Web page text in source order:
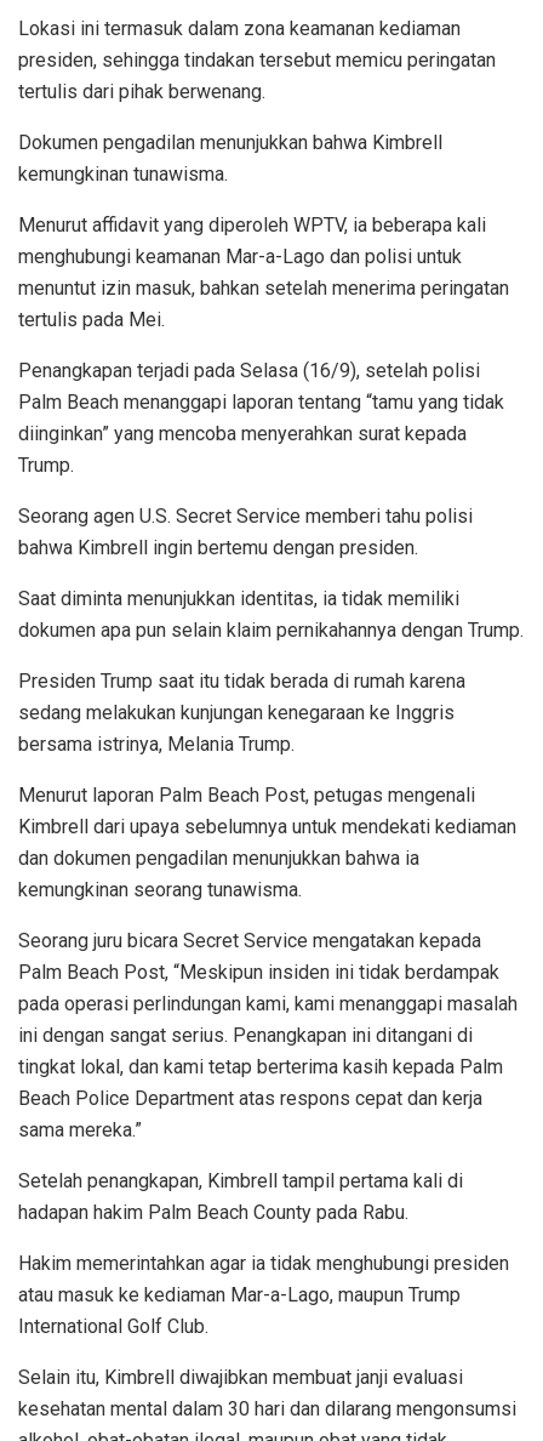
Lokasi ini termasuk dalam zona keamanan kediaman
presiden, sehingga tindakan tersebut memicu peringatan
tertulis dari pihak berwenang.
Dokumen pengadilan menunjukkan bahwa Kimbrell
kemungkinan tunawisma.
Menurut affidavit yang diperoleh WPTV, ia beberapa kali
menghubungi keamanan Mar-a-Lago dan polisi untuk
menuntut izin masuk, bahkan setelah menerima peringatan
tertulis pada Mei.
Penangkapan terjadi pada Selasa (16/9), setelah polisi
Palm Beach menanggapi laporan tentang “tamu yang tidak
diinginkan” yang mencoba menyerahkan surat kepada
Trump.
Seorang agen U.S. Secret Service memberi tahu polisi
bahwa Kimbrell ingin bertemu dengan presiden.
Saat diminta menunjukkan identitas, ia tidak memiliki
dokumen apa pun selain klaim pernikahannya dengan Trump.
Presiden Trump saat itu tidak berada di rumah karena
sedang melakukan kunjungan kenegaraan ke Inggris
bersama istrinya, Melania Trump.
Menurut laporan Palm Beach Post, petugas mengenali
Kimbrell dari upaya sebelumnya untuk mendekati kediaman
dan dokumen pengadilan menunjukkan bahwa ia
kemungkinan seorang tunawisma.
Seorang juru bicara Secret Service mengatakan kepada
Palm Beach Post, “Meskipun insiden ini tidak berdampak
pada operasi perlindungan kami, kami menanggapi masalah
ini dengan sangat serius. Penangkapan ini ditangani di
tingkat lokal, dan kami tetap berterima kasih kepada Palm
Beach Police Department atas respons cepat dan kerja
sama mereka.”
Setelah penangkapan, Kimbrell tampil pertama kali di
hadapan hakim Palm Beach County pada Rabu.
Hakim memerintahkan agar ia tidak menghubungi presiden
atau masuk ke kediaman Mar-a-Lago, maupun Trump
International Golf Club.
Selain itu, Kimbrell diwajibkan membuat janji evaluasi
kesehatan mental dalam 30 hari dan dilarang mengonsumsi